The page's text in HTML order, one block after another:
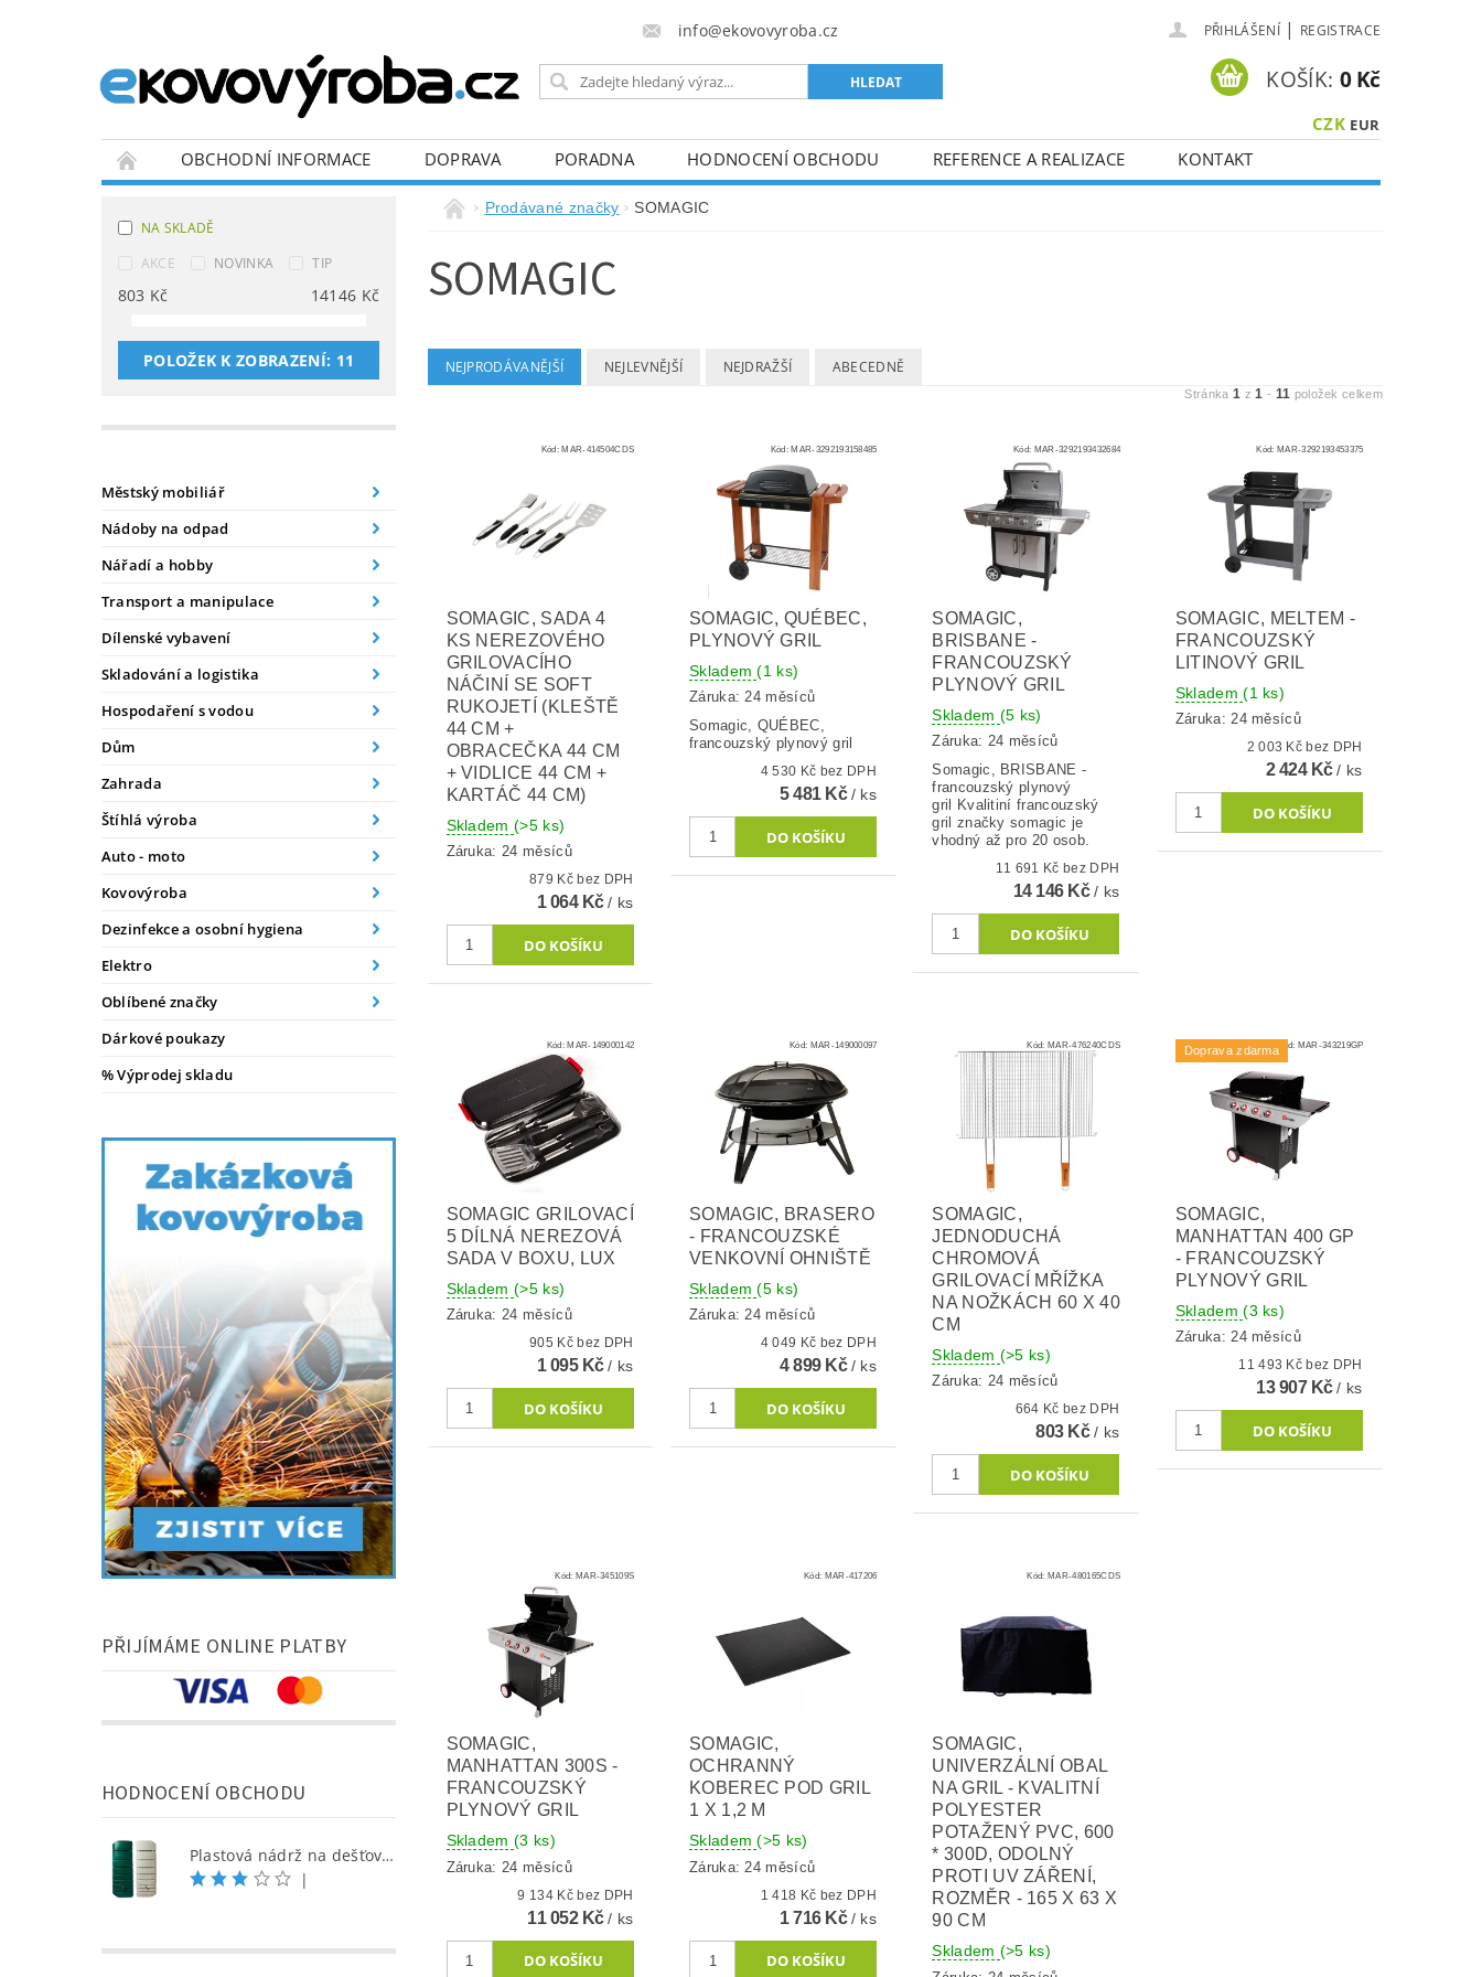
info@ekovovyroba.cz PŘIHLÁŠENÍ | REGISTRACE
CZK EUR
KOŠÍK: 0 Kč
OBCHODNÍ INFORMACE DOPRAVA PORADNA HODNOCENÍ OBCHODU REFERENCE A REALIZACE
KONTAKT
NA SKLADĚ
AKCE
NOVINKA TIP
803 Kč 14146 Kč
POLOŽEK K ZOBRAZENÍ: 11
Městský mobiliář
Nádoby na odpad
Nářadí a hobby
Transport a manipulace
Dílenské vybavení
Skladování a logistika
Hospodaření s vodou
Dům
Zahrada
Štíhlá výroba
Auto - moto
Kovovýroba
Dezinfekce a osobní hygiena
Elektro
Oblíbené značky
Dárkové poukazy
% Výprodej skladu
PŘIJÍMÁME ONLINE PLATBY
HODNOCENÍ OBCHODU
Plastová nádrž na dešťovou vodu SEINE 650 l, písková
|
Prodávané značky SOMAGIC
SOMAGIC
NEJPRODÁVANĚJŠÍ NEJLEVNĚJŠÍ NEJDRAŽŠÍ ABECEDNĚ
Stránka1 z1 - 11 položek celkem
Kód:MAR-414504CDS
SOMAGIC, SADA 4
KS NEREZOVÉHO
GRILOVACÍHO
NÁČINÍ SE SOFT
RUKOJETÍ (KLEŠTĚ
44 CM +
OBRACEČKA 44 CM
+ VIDLICE 44 CM +
KARTÁČ 44 CM)
Skladem(>5 ks)
Záruka: 24 měsíců
879 Kč bez DPH
1 064 Kč/ ks
Kód:MAR-3292193158485
SOMAGIC, QUÉBEC,
PLYNOVÝ GRIL
Skladem(1 ks)
Záruka: 24 měsíců
Somagic, QUÉBEC,
francouzský plynový gril
4 530 Kč bez DPH
5 481 Kč/ ks
Kód: MAR-3292193432684
SOMAGIC,
BRISBANE -
FRANCOUZSKÝ
PLYNOVÝ GRIL
Skladem (5 ks)
Záruka: 24 měsíců
Somagic, BRISBANE -
francouzský plynový
gril Kvalitiní francouzský
gril značky somagic je
vhodný až pro 20 osob.
11 691 Kč bez DPH
14 146 Kč/ ks
Kód:MAR-3292193453375
SOMAGIC, MELTEM -
FRANCOUZSKÝ
LITINOVÝ GRIL
Skladem(1 ks)
Záruka: 24 měsíců
2 003 Kč bez DPH
2 424 Kč/ ks
Kód:MAR-149000142
SOMAGIC GRILOVACÍ
5 DÍLNÁ NEREZOVÁ
SADA V BOXU, LUX
Skladem(>5 ks)
Záruka: 24 měsíců
905 Kč bez DPH
1 095 Kč/ ks
Kód: MAR-149000097
SOMAGIC, BRASERO
- FRANCOUZSKÉ
VENKOVNÍ OHNIŠTĚ
Skladem(5 ks)
Záruka: 24 měsíců
4 049 Kč bez DPH
4 899 Kč/ ks
Kód: MAR-476240CDS
SOMAGIC,
JEDNODUCHÁ
CHROMOVÁ
GRILOVACÍ MŘÍŽKA
NA NOŽKÁCH 60 X 40
CM
Skladem (>5 ks)
Záruka: 24 měsíců
664 Kč bez DPH
803 Kč/ ks
Doprava zdarma Kód: MAR-343219GP
SOMAGIC,
MANHATTAN 400 GP
- FRANCOUZSKÝ
PLYNOVÝ GRIL
Skladem(3 ks)
Záruka: 24 měsíců
11 493 Kč bez DPH
13 907 Kč/ ks
Kód: MAR-345109S
SOMAGIC,
MANHATTAN 300S -
FRANCOUZSKÝ
PLYNOVÝ GRIL
Skladem(3 ks)
Záruka: 24 měsíců
9 134 Kč bez DPH
11 052 Kč/ ks
Kód: MAR-417206
SOMAGIC,
OCHRANNÝ
KOBEREC POD GRIL
1 X 1,2 M
Skladem(>5 ks)
Záruka: 24 měsíců
1 418 Kč bez DPH
1 716 Kč/ ks
Kód: MAR-480165CDS
SOMAGIC,
UNIVERZÁLNÍ OBAL
NA GRIL - KVALITNÍ
POLYESTER
POTAŽENÝ PVC, 600
* 300D, ODOLNÝ
PROTI UV ZÁŘENÍ,
ROZMĚR - 165 X 63 X
90 CM
Skladem (>5 ks)